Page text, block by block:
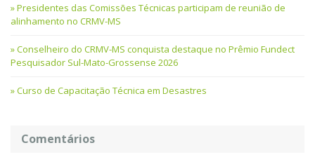
Presidentes das Comissões Técnicas participam de reunião de
alinhamento no CRMV-MS
Conselheiro do CRMV-MS conquista destaque no Prêmio Fundect
Pesquisador Sul-Mato-Grossense 2026
Curso de Capacitação Técnica em Desastres
Comentários